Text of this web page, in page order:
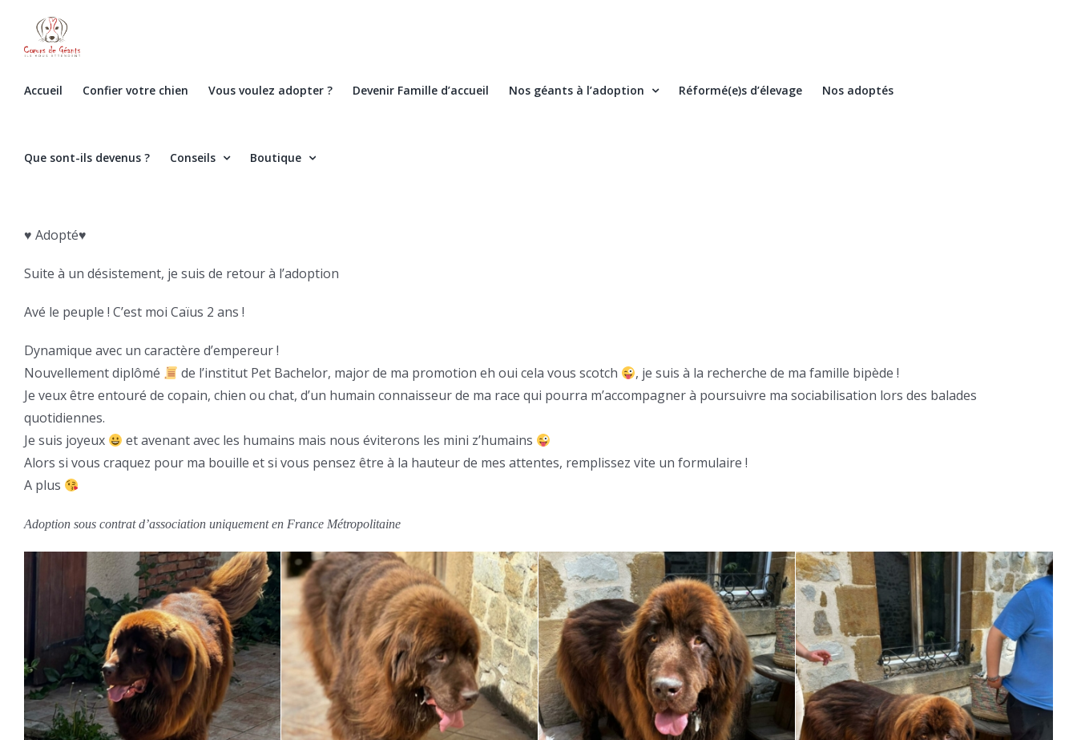
content
Accueil Confier votre chien Vous voulez adopter ? Devenir Famille d’accueil Nos géants à l’adoption Réformé(e)s d’élevage Nos adoptés
Que sont-ils devenus ? Conseils Boutique
♥️ Adopté♥️
Suite à un désistement, je suis de retour à l’adoption
Avé le peuple ! C’est moi Caïus 2 ans !
Dynamique avec un caractère d’empereur !
Nouvellement diplômé
de l’institut Pet Bachelor, major de ma promotion eh oui cela vous scotch
, je suis à la recherche de ma famille bipède !
Je veux être entouré de copain, chien ou chat, d’un humain connaisseur de ma race qui pourra m’accompagner à poursuivre ma sociabilisation lors des balades
quotidiennes.
Je suis joyeux
et avenant avec les humains mais nous éviterons les mini z’humains
Alors si vous craquez pour ma bouille et si vous pensez être à la hauteur de mes attentes, remplissez vite un formulaire !
A plus
Adoption sous contrat d’association uniquement en France Métropolitaine